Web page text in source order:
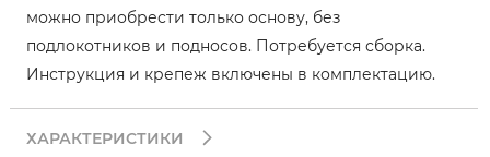
можно приобрести только основу, без
подлокотников и подносов. Потребуется сборка.
Инструкция и крепеж включены в комплектацию.
ХАРАКТЕРИСТИКИ